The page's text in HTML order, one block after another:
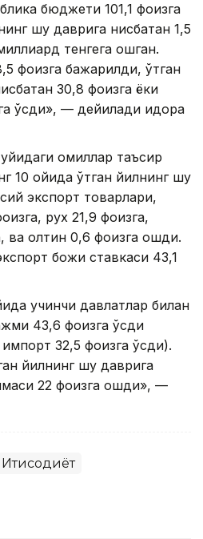
бюджети 101,1 фоизга
шу даврига нисбатан 1,5
тенгега ошган.
фоизга бажарилди, ўтган
30,8 фоизга ёки
ўсди», — дейилади идора
омиллар таъсир
10 ойида ўтган йилнинг шу
экспорт товарлари,
рух 21,9 фоизга,
ва олтин 0,6 фоизга ошди.
божи ставкаси 43,1
учинчи давлатлар билан
43,6 фоизга ўсди
32,5 фоизга ўсди).
йилнинг шу даврига
22 фоизга ошди», —
Иқтисодиёт